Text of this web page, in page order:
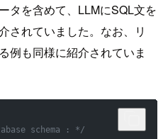
タを含めて、LLMにSQL文を
されていました。なお、リ
例も同様に紹介されていま
schema : */